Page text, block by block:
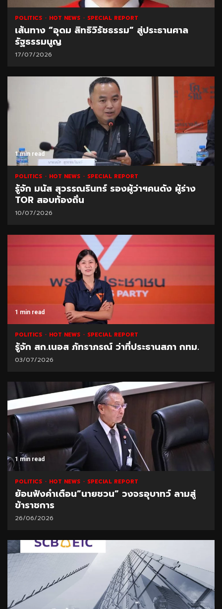
POLITICS HOT NEWS SPECIAL REPORT
เส้นทาง “อุดม สิทธิวิรัชธรรม” สู่ประธานศาล
รัฐธรรมนูญ
17/07/2026
1 min read
POLITICS HOT NEWS SPECIAL REPORT
รู้จัก มนัส สุวรรณรินทร์ รองผู้ว่าฯคนดัง ผู้ร่าง
TOR สอบท้องถิ่น
10/07/2026
1 min read
POLITICS HOT NEWS SPECIAL REPORT
รู้จัก สก.เนอส ภัทราภรณ์ ว่าที่ประธานสภา กทม.
03/07/2026
1 min read
POLITICS HOT NEWS SPECIAL REPORT
ย้อนฟังคำเตือน”นายชวน” วงจรอุบาทว์ ลามสู่
ข้าราชการ
26/06/2026